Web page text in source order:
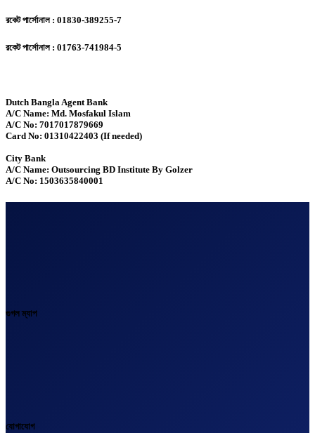
রকেট পার্সোনাল : 01830-389255-7
রকেট পার্সোনাল : 01763-741984-5
Dutch Bangla Agent Bank
A/C Name: Md. Mosfakul Islam
A/C No: 7017017879669
Card No: 01310422403 (If needed)
City Bank
A/C Name: Outsourcing BD Institute By Golzer
A/C No: 1503635840001
গুগল ম্যাপ
যোগাযোগ